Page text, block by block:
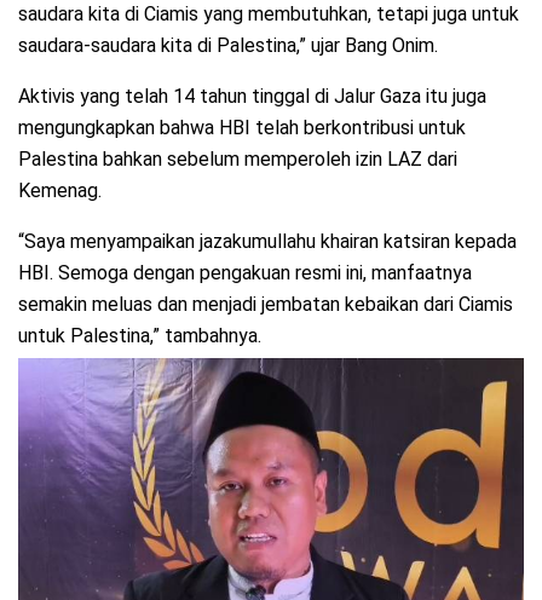
saudara kita di Ciamis yang membutuhkan, tetapi juga untuk
saudara-saudara kita di Palestina,” ujar Bang Onim.
Aktivis yang telah 14 tahun tinggal di Jalur Gaza itu juga
mengungkapkan bahwa HBI telah berkontribusi untuk
Palestina bahkan sebelum memperoleh izin LAZ dari
Kemenag.
“Saya menyampaikan jazakumullahu khairan katsiran kepada
HBI. Semoga dengan pengakuan resmi ini, manfaatnya
semakin meluas dan menjadi jembatan kebaikan dari Ciamis
untuk Palestina,” tambahnya.